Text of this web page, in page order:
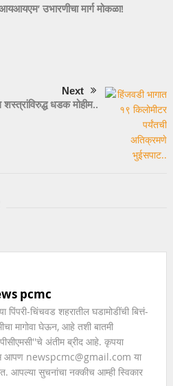
उभारणीचा मार्ग मोकळा!
Next
शस्त्रांविरुद्ध धडक मोहीम..
pcmc
चिंचवड शहरातील घडामोडींची बित्तं-
मागोवा घेऊन, आहे तशी बातमी
अंतीम ब्रीद आहे. कृपया
आपण newspcmc@gmail.com या
आपल्या सुचनांचा नक्कीच आम्ही स्विकार